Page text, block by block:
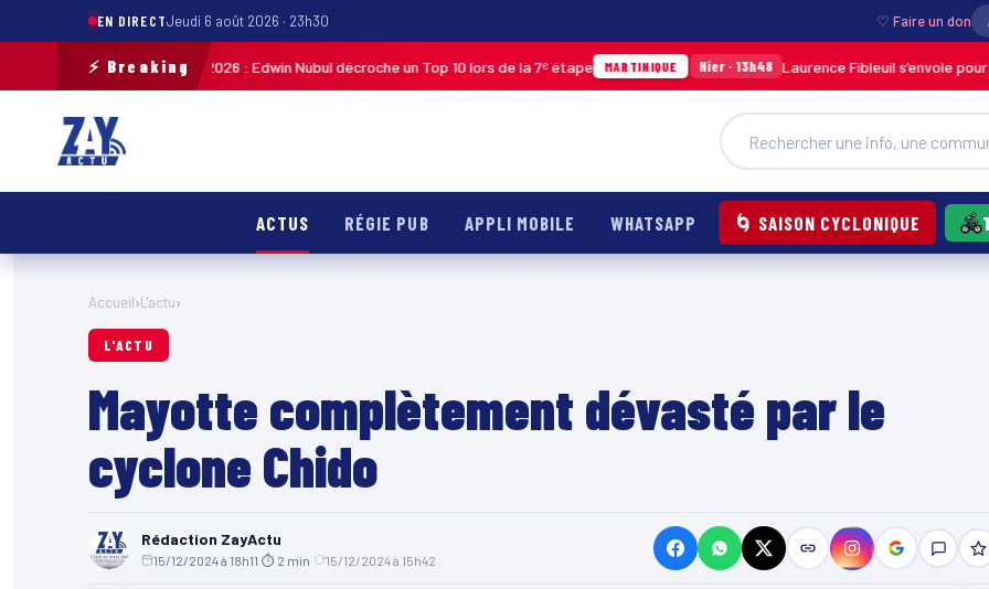
EN DIRECTJeudi 6 août 2026 · 23h30 ♡ Faire un don
⚡ Breaking
de Guadeloupe 2026 : Edwin Nubul décroche un Top 10 lors de la 7ᵉ étape MARTINIQUE Hier · 13h48 Laurence Fibleuil s’envole pour
ACTUS RÉGIE PUB APPLI MOBILE WHATSAPP 🌀 SAISON CYCLONIQUE
Accueil›L'actu›
L'ACTU
Mayotte complètement dévasté par le
cyclone Chido
Rédaction ZayActu
15/12/2024 à 18h11 ⏱ 2 min 15/12/2024 à 15h42